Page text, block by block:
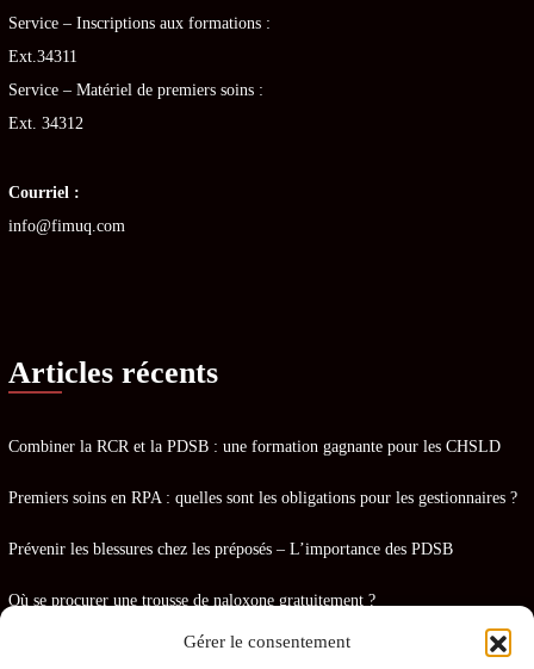
Gérer le consentement
Service – Inscriptions aux formations :
Ext.34311
Service – Matériel de premiers soins :
Ext. 34312
Courriel :
info@fimuq.com
Articles récents
Combiner la RCR et la PDSB : une formation gagnante pour les CHSLD
Premiers soins en RPA : quelles sont les obligations pour les gestionnaires ?
Prévenir les blessures chez les préposés – L’importance des PDSB
Où se procurer une trousse de naloxone gratuitement ?
La naloxone : comment fonctionne-t-elle ?